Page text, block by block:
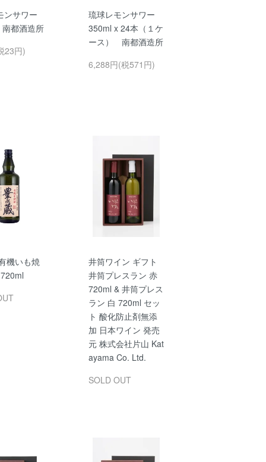
ンサワー
都酒造所
23円)
琉球レモンサワー
350ml x 24本（１ケ
ース） 南都酒造所
6,288円(税571円)
機いも焼
井筒ワイン ギフト
井筒プレスラン 赤
720ml & 井筒プレス
ラン 白 720ml セッ
ト 酸化防止剤無添
加 日本ワイン 発売
元 株式会社片山 Kat
ayama Co. Ltd.
SOLD OUT